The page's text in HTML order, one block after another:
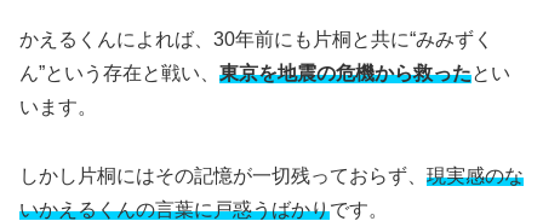
かえるくんによれば、30年前にも片桐と共に“みみずく
ん”という存在と戦い、 東京を地震の危機から救ったとい
います。
しかし片桐にはその記憶が一切残っておらず、 現実感のな
いかえるくんの言葉に戸惑うばかりです。